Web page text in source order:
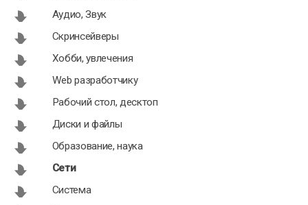
Аудио, Звук
Скринсейверы
Хобби, увлечения
Web разработчику
Рабочий стол, десктоп
Диски и файлы
Образование, наука
Сети
Система